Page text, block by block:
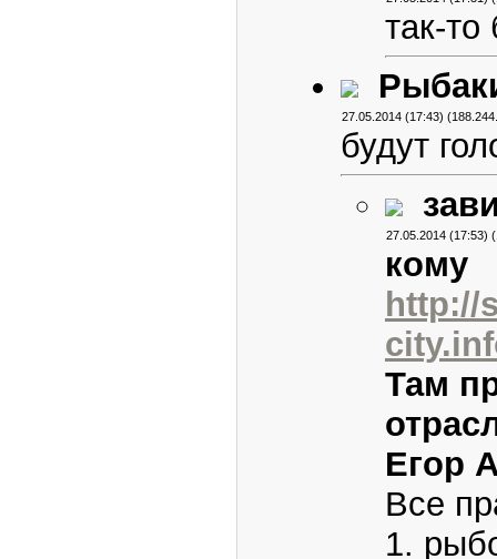
так-
27.05.2014 (17:43)
будут
27.05.2014 (17:53)
http://
Там
Егор
Все
1.